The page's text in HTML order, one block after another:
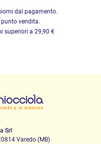
dal pagamento.
vendita.
superiori a 29,90 €
Srl
Varedo (MB)